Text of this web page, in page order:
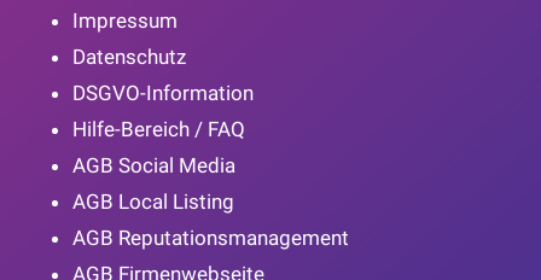
Impressum
Datenschutz
DSGVO-Information
Hilfe-Bereich / FAQ
AGB Social Media
AGB Local Listing
AGB Reputationsmanagement
AGB Firmenwebseite